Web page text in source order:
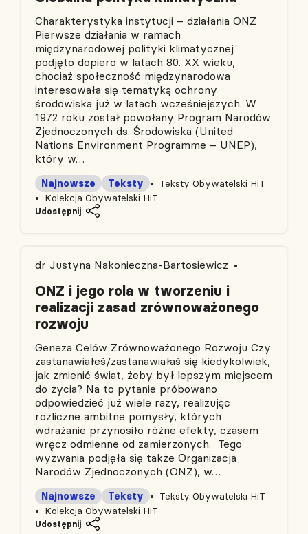
Charakterystyka instytucji – działania ONZ
Pierwsze działania w ramach
międzynarodowej polityki klimatycznej
podjęto dopiero w latach 80. XX wieku,
chociaż społeczność międzynarodowa
interesowała się tematyką ochrony
środowiska już w latach wcześniejszych. W
1972 roku został powołany Program Narodów
Zjednoczonych ds. Środowiska (United
Nations Environment Programme – UNEP),
który w…
Teksty Obywatelski HiT
Najnowsze
Kolekcja Obywatelski HiT
Teksty
Udostępnij
dr Justyna Nakonieczna-Bartosiewicz
ONZ i jego rola w tworzeniu i
realizacji zasad zrównoważonego
rozwoju
Geneza Celów Zrównoważonego Rozwoju Czy
zastanawiałeś/zastanawiałaś się kiedykolwiek,
jak zmienić świat, żeby był lepszym miejscem
do życia? Na to pytanie próbowano
odpowiedzieć już wiele razy, realizując
rozliczne ambitne pomysły, których
wdrażanie przynosiło różne efekty, czasem
wręcz odmienne od zamierzonych. Tego
wyzwania podjęła się także Organizacja
Narodów Zjednoczonych (ONZ), w…
Teksty Obywatelski HiT
Najnowsze
Kolekcja Obywatelski HiT
Teksty
Udostępnij